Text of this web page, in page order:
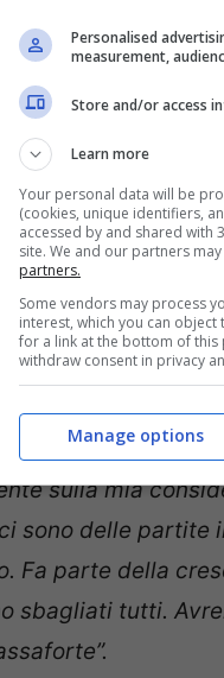
dallo Scudetto.
Qui si gioca per
sulla mia
sono delle partite
Fa parte della
sbagliati tutti.
Personalised
measurement,
Store and/or access
Learn more
Your personal data will be
(cookies, unique identifiers,
accessed by and shared with
site. We and our partners
partners.
Some vendors may process
interest, which you can
for a link at the bottom of this
withdraw consent in privacy
Manage options